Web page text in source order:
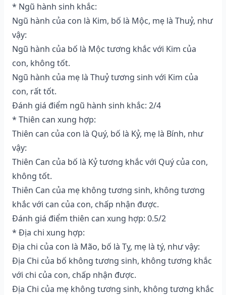
* Ngũ hành sinh khắc:
Ngũ hành của con là Kim, bố là Mộc, mẹ là Thuỷ, như
vậy:
Ngũ hành của bố là Mộc tương khắc với Kim của
con, không tốt.
Ngũ hành của mẹ là Thuỷ tương sinh với Kim của
con, rất tốt.
Đánh giá điểm ngũ hành sinh khắc: 2/4
* Thiên can xung hợp:
Thiên can của con là Quý, bố là Kỷ, mẹ là Bính, như
vậy:
Thiên Can của bố là Kỷ tương khắc với Quý của con,
không tốt.
Thiên Can của mẹ không tương sinh, không tương
khắc với can của con, chấp nhận được.
Đánh giá điểm thiên can xung hợp: 0.5/2
* Địa chi xung hợp:
Địa chi của con là Mão, bố là Tỵ, mẹ là tý, như vậy:
Địa Chi của bố không tương sinh, không tương khắc
với chi của con, chấp nhận được.
Địa Chi của mẹ không tương sinh, không tương khắc